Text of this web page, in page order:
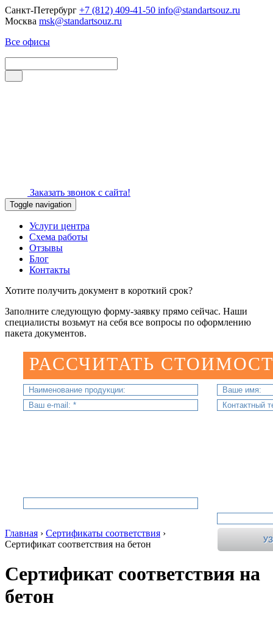
Санкт-Петербург +7 (812) 409-41-50 info@standartsouz.ru
Москва msk@standartsouz.ru
Все офисы
Заказать звонок с сайта!
Toggle navigation
Услуги центра
Схема работы
Отзывы
Блог
Контакты
Хотите получить документ в короткий срок?
Заполните следующую форму-заявку прямо сейчас. Наши
специалисты возьмут на себя все вопросы по оформлению
пакета документов.
РАССЧИТАТЬ
Главная › Сертификаты соответствия ›
Сертификат соответствия на бетон
Сертификат соответствия на
бетон